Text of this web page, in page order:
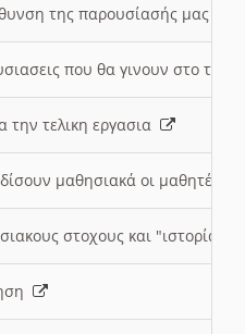
της παρουσίασής μας
που θα γινουν στο
τελικη εργασια
μαθησιακά οι μαθητές/
στοχους και "ιστορία"